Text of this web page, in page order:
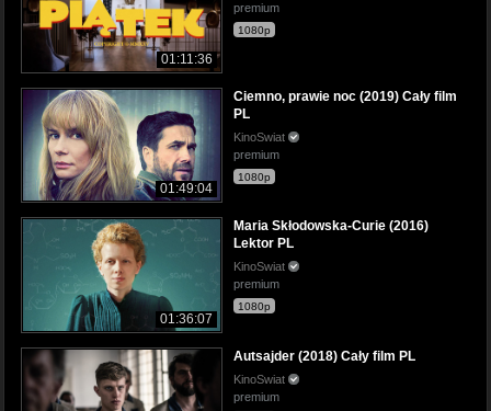
01:11:36
premium
1080p
01:49:04
Ciemno, prawie noc (2019) Cały film
PL
KinoSwiat
premium
1080p
01:36:07
Maria Skłodowska-Curie (2016)
Lektor PL
KinoSwiat
premium
1080p
Autsajder (2018) Cały film PL
KinoSwiat
premium